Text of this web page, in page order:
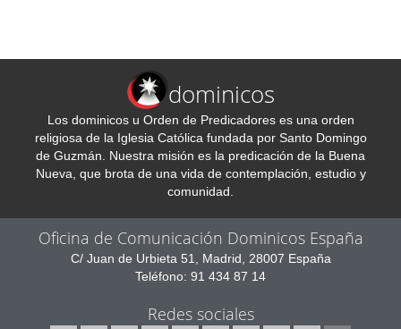
dominicos
Los dominicos u Orden de Predicadores es una orden
religiosa de la Iglesia Católica fundada por Santo Domingo
de Guzmán. Nuestra misión es la predicación de la Buena
Nueva, que brota de una vida de contemplación, estudio y
comunidad.
Oficina de Comunicación Dominicos España
C/ Juan de Urbieta 51, Madrid, 28007 España
Teléfono: 91 434 87 14
Redes sociales